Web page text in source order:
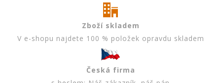
Zboží skladem
V e-shopu najdete 100 % položek opravdu skladem
Česká firma